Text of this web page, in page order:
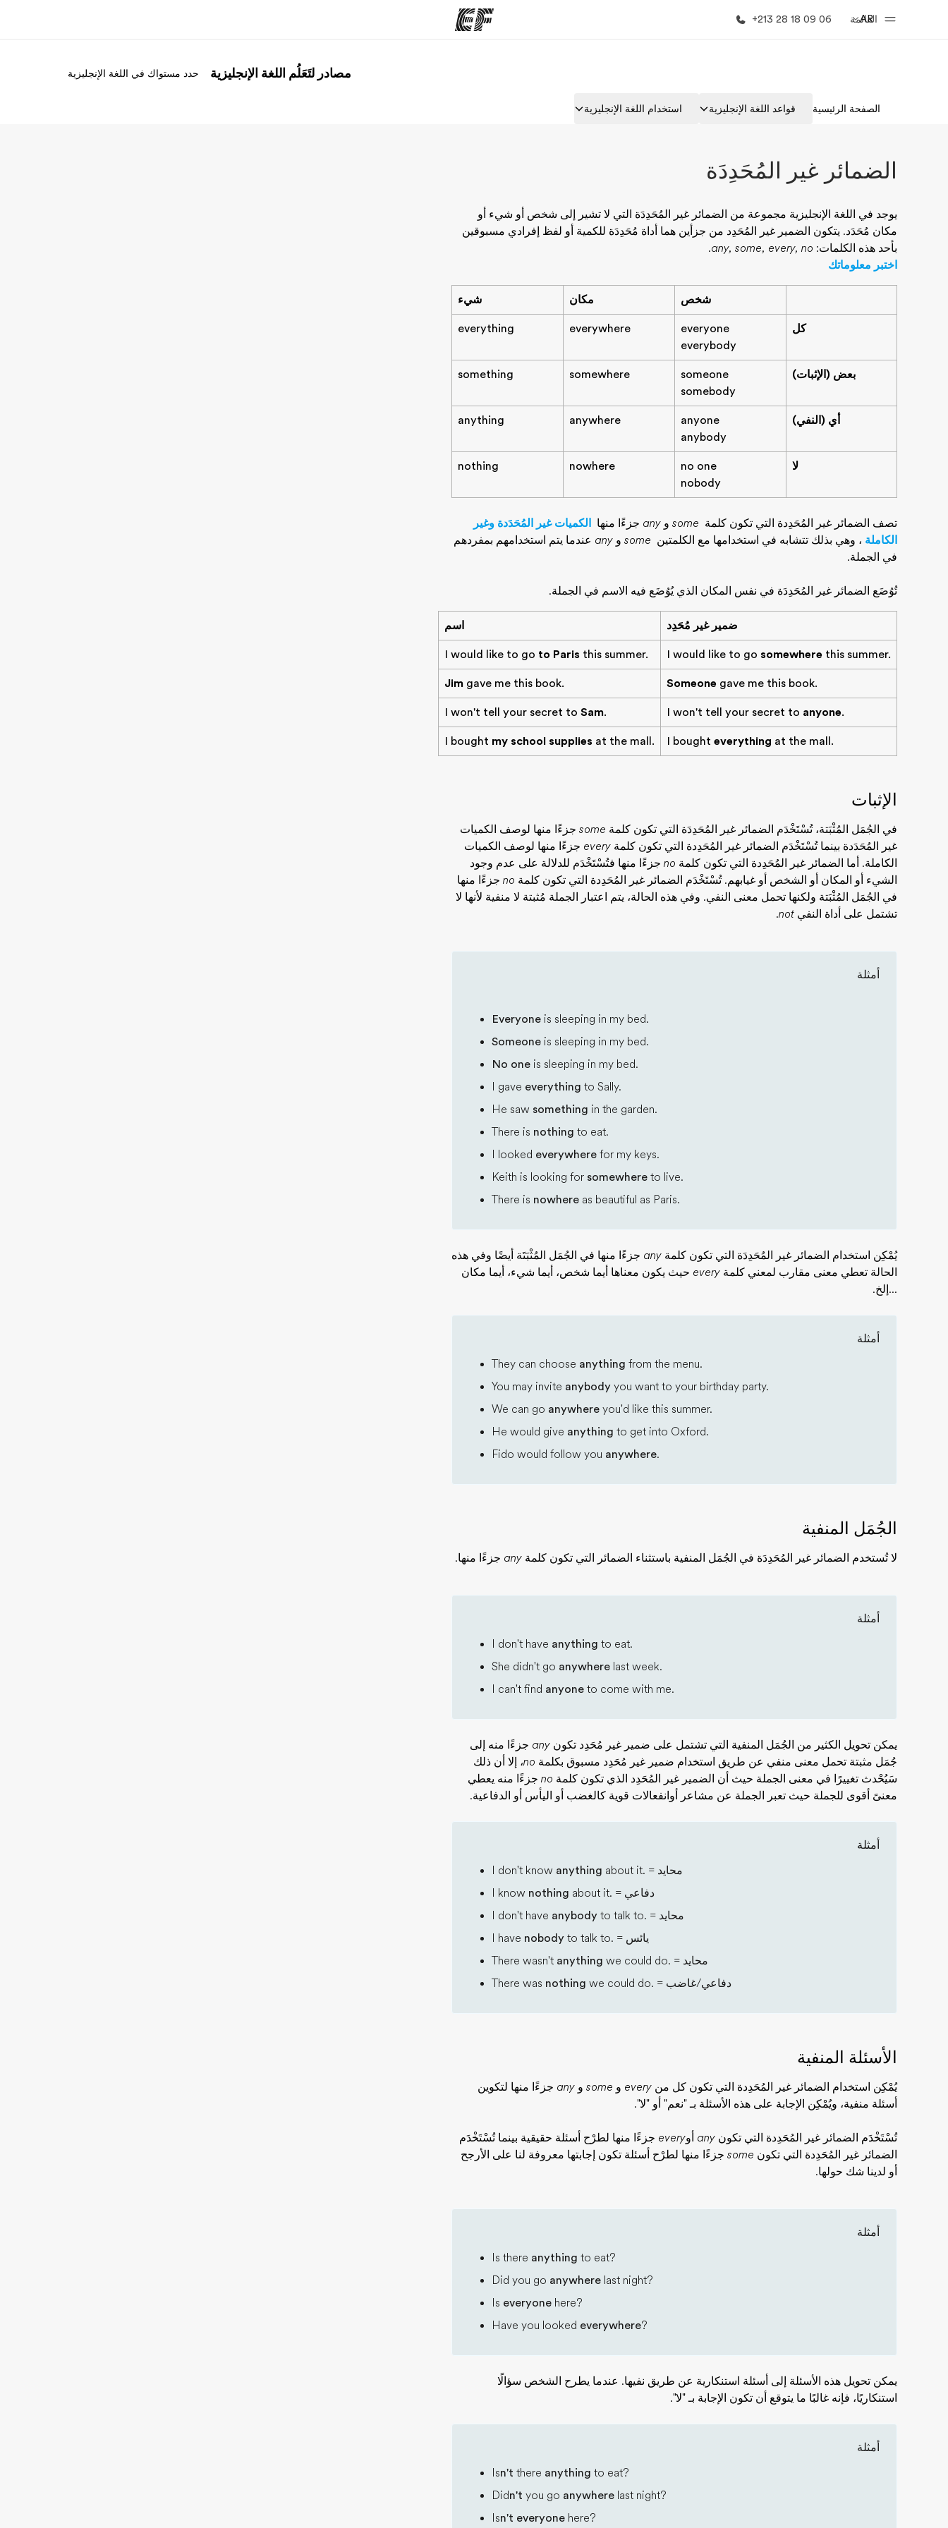
القائمة
AR
+213 28 18 09 06
الصفحة الرئيسية برامج
مصادر لتَعَلُم اللغة الإنجليزية حدد مستواك في اللغة الإنجليزية
الصفحة الرئيسية قواعد اللغة الإنجليزية استخدام اللغة الإنجليزية
الضمائر غير المُحَدِدَة
يوجد في اللغة الإنجليزية مجموعة من الضمائر غير المُحَدِدَة التي لا تشير إلى شخص أو شيء أو
مكان مُحَدَد. يتكون الضمير غير المُحَدِد من جزأين هما أداة مُحَدِدَة للكمية أو لفظ إفرادي مسبوقين
بأحد هذه الكلمات: any, some, every, no
.
اختبر معلوماتك
شخص مكان شيء
كل
everyone
everybody
everywhere
everything
بعض (الإثبات)
someone
somebody
somewhere
something
أي (النفي)
anyone
anybody
anywhere
anything
لا
no one
nobody
nowhere
nothing
تصف الضمائر غير المُحَدِدة التي تكون كلمة some و any جزءًا منها
الكميات غير المُحَدَدة وغير
الكاملة ، وهي بذلك تتشابه في استخدامها مع الكلمتين some و any عندما يتم استخدامهم بمفردهم
في الجملة.
تُوُضَع الضمائر غير المُحَدِدَة في نفس المكان الذي يُوُضَع فيه الاسم في الجملة.
اسم ضمير غير مُحَدِد
I would like to go to Paris this summer. I would like to go somewhere this summer.
Jim gave me this book. Someone gave me this book.
I won't tell your secret to Sam. I won't tell your secret to anyone.
I bought my school supplies at the mall. I bought everything at the mall.
الإثبات
في الجُمَل المُثْبَتة، تُسْتَخْدَم الضمائر غير المُحَدِدَة التي تكون كلمة some جزءًا منها لوصف الكميات
غير المُحَدَدة بينما تُسْتَخْدَم الضمائر غير المُحَدِدة التي تكون كلمة every جزءًا منها لوصف الكميات
الكاملة. أما الضمائر غير المُحَدِدة التي تكون كلمة no جزءًا منها فتُسْتَخْدَم للدلالة على عدم وجود
الشيء أو المكان أو الشخص أو غيابهم. تُسْتَخْدَم الضمائر غير المُحَدِدة التي تكون كلمة no جزءًا منها
في الجُمَل المُثْبَتة ولكنها تحمل معنى النفي. وفي هذه الحالة، يتم اعتبار الجملة مُثبتة لا منفية لأنها لا
تشتمل على أداة النفي not
.
أمثلة
Everyone is sleeping in my bed.
Someone is sleeping in my bed.
No one is sleeping in my bed.
I gave everything to Sally.
He saw something in the garden.
There is nothing to eat.
I looked everywhere for my keys.
Keith is looking for somewhere to live.
There is nowhere as beautiful as Paris.
يُمْكِن استخدام الضمائر غير المُحَدِدَة التي تكون كلمة any جزءًا منها في الجُمَل المُثْبَتَة أيضًا وفي هذه
الحالة تعطي معنى مقارب لمعني كلمة every حيث يكون معناها أيما شخص، أيما شيء، أيما مكان
...إلخ.
أمثلة
They can choose anything from the menu.
You may invite anybody you want to your birthday party.
We can go anywhere you'd like this summer.
He would give anything to get into Oxford.
Fido would follow you anywhere.
الجُمَل المنفية
لا تُستخدم الضمائر غير المُحَدِدَة في الجُمَل المنفية باستثناء الضمائر التي تكون كلمة any جزءًا منها.
أمثلة
I don't have anything to eat.
She didn't go anywhere last week.
I can't find anyone to come with me.
يمكن تحويل الكثير من الجُمَل المنفية التي تشتمل على ضمير غير مُحَدِد تكون any جزءًا منه إلى
جُمَل مثبتة تحمل معنى منفي عن طريق استخدام ضمير غير مُحَدِد مسبوق بكلمة no، إلا أن ذلك
سَيُحْدث تغييرًا في معنى الجملة حيث أن الضمير غير المُحَدِد الذي تكون كلمة no جزءًا منه يعطي
معنىً أقوى للجملة حيث تعبر الجملة عن مشاعر أوانفعالات قوية كالغضب أو اليأس أو الدفاعية.
أمثلة
I don't know anything about it. = محايد
I know nothing about it. = دفاعي
I don't have anybody to talk to. = محايد
I have nobody to talk to. = يائس
There wasn't anything we could do. = محايد
There was nothing we could do. = دفاعي/غاضب
الأسئلة المنفية
يُمْكِن استخدام الضمائر غير المُحَدِدة التي تكون كل من every و some و any جزءًا منها لتكوين
أسئلة منفية، ويُمْكِن الإجابة على هذه الأسئلة بـ "نعم" أو "لا".
تُسْتَخْدَم الضمائر غير المُحَدِدة التي تكون any أوevery جزءًا منها لطرْح أسئلة حقيقية بينما تُسْتَخْدَم
الضمائر غير المُحَدِدة التي تكون some جزءًا منها لطرْح أسئلة تكون إجابتها معروفة لنا على الأرجح
أو لدينا شك حولها.
أمثلة
Is there anything to eat?
Did you go anywhere last night?
Is everyone here?
Have you looked everywhere?
يمكن تحويل هذه الأسئلة إلى أسئلة استنكارية عن طريق نفيها. عندما يطرح الشخص سؤالًا
استنكاريًا، فإنه غالبًا ما يتوقع أن تكون الإجابة بـ "لا".
أمثلة
Isn't there anything to eat?
Didn't you go anywhere last night?
Isn't everyone here?